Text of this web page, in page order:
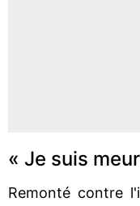
« Je suis
Remonté contre